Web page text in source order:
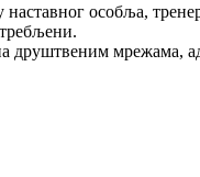
особља,
мрежама,